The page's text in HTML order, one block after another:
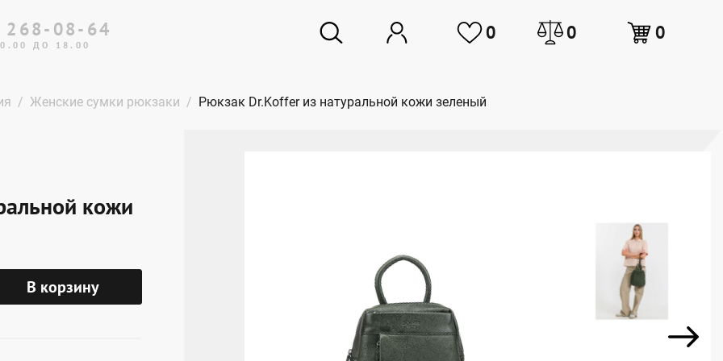
268-08-64
ДО 18.00
0 0 0
Женские сумки рюкзаки Рюкзак Dr.Koffer из натуральной кожи зеленый
кожи
В корзину